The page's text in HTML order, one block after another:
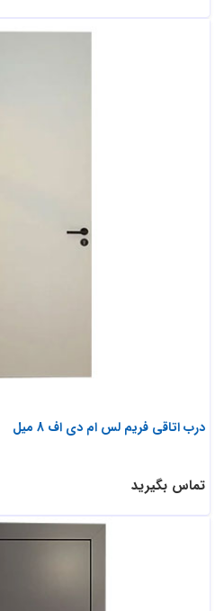
درب اتاقی فریم لس ام دی اف 8 میل
تماس بگیرید